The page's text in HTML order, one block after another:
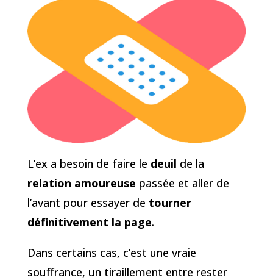
L’ex a besoin de faire le deuil de la
relation amoureuse passée et aller de
l’avant pour essayer de tourner
définitivement la page.
Dans certains cas, c’est une vraie
souffrance, un tiraillement entre rester